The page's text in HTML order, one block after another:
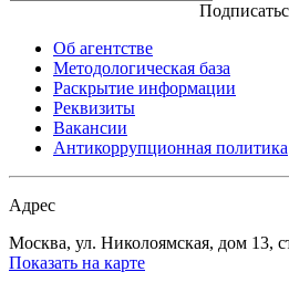
Об агентстве
Методологическая база
Раскрытие информации
Реквизиты
Вакансии
Антикоррупционная политика
Адрес
Москва, ул. Николоямская, дом 13,
Показать на карте